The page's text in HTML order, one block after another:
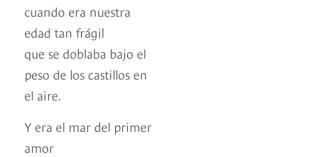
cuando era nuestra
edad tan frágil
que se doblaba bajo el
peso de los castillos en
el aire.
Y era el mar del primer
amor